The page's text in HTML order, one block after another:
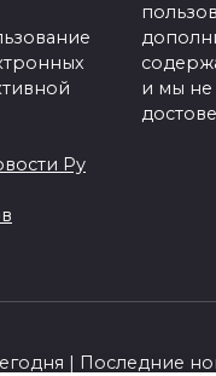
Ру
и мы не
| Последние